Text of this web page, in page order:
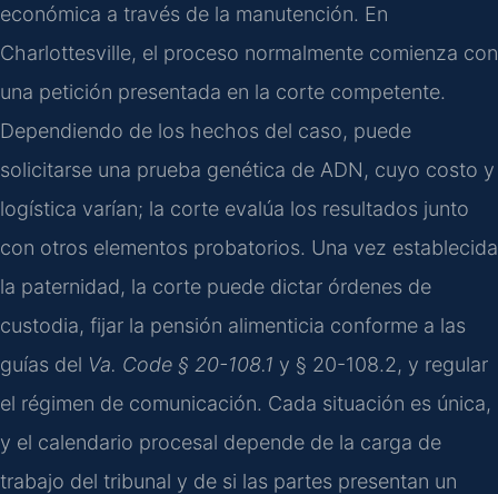
económica a través de la manutención. En
Charlottesville, el proceso normalmente comienza con
una petición presentada en la corte competente.
Dependiendo de los hechos del caso, puede
solicitarse una prueba genética de ADN, cuyo costo y
logística varían; la corte evalúa los resultados junto
con otros elementos probatorios. Una vez establecida
la paternidad, la corte puede dictar órdenes de
custodia, fijar la pensión alimenticia conforme a las
guías del Va. Code § 20-108.1 y § 20-108.2, y regular
el régimen de comunicación. Cada situación es única,
y el calendario procesal depende de la carga de
trabajo del tribunal y de si las partes presentan un